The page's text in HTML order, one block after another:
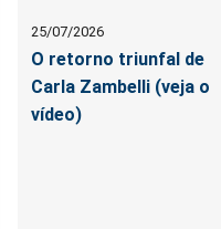
25/07/2026
O retorno triunfal de
Carla Zambelli (veja o
vídeo)